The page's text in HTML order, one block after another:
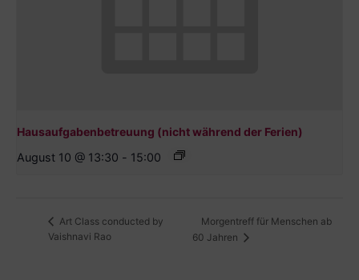
Hausaufgabenbetreuung (nicht während der Ferien)
August 10 @ 13:30 - 15:00
Art Class conducted by
Vaishnavi Rao
Morgentreff für Menschen ab
60 Jahren